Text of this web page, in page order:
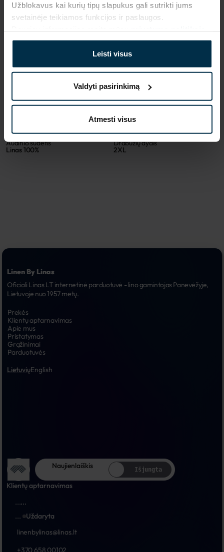
Užblokavus kai kurių tipų slapukus gali sutrikti jums
svetainėje teikiamos funkcijos ir paslaugos.
Leisti visus
Valdyti pasirinkimą
Atmesti visus
Pagaminta Lietuvoje,UAB LINAS LT,S. Kerbedžio st. 23,
Panevėžys, 35113
MADE IN EUROPE
SAVYBĖS
711600_2699_0
711600
Koloristika
Audinio sudėtis
Linas 100%
Drabužių dydis
2XL
Linen By Linas
Oficiali Linas LT internetinė parduotuvė - lino gamintojas Panevėžyje,
Lietuvoje nuo 1957 metų.
Prekės
Klientų aptarnavimas
Apie mus
Pristatymas
Grąžinimai
Parduotuvės
LietuviųEnglish
Naujienlaiškis Išjungta
Klientų aptarnavimas
......
...
Uždaryta
linenbylinas@linas.lt
+370 658 00102